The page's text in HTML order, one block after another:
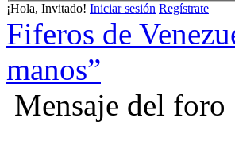
¡Hola, Invitado! Iniciar sesión Regístrate
Fiferos de
manos”
Mensaje del foro